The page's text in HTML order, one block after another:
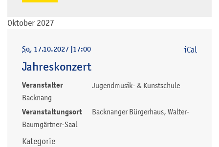
Oktober 2027
So, 17.10.2027 |17:00
Jahreskonzert
Veranstalter
Jugendmusik- & Kunstschule
Backnang
Veranstaltungsort
Backnanger Bürgerhaus, Walter-
Baumgärtner-Saal
Kategorie
iCal